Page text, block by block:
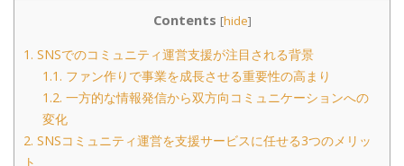
Contents [hide]
1. SNSでのコミュニティ運営支援が注目される背景
1.1. ファン作りで事業を成長させる重要性の高まり
1.2. 一方的な情報発信から双方向コミュニケーションへの
変化
2. SNSコミュニティ運営を支援サービスに任せる3つのメリッ
ト